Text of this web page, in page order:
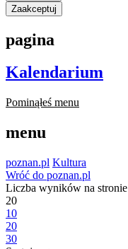
Zaakceptuj
pagina
Kalendarium
Pominąłeś menu
menu
poznan.pl Kultura
Wróć do poznan.pl
Liczba wyników na stronie
20
10
20
30